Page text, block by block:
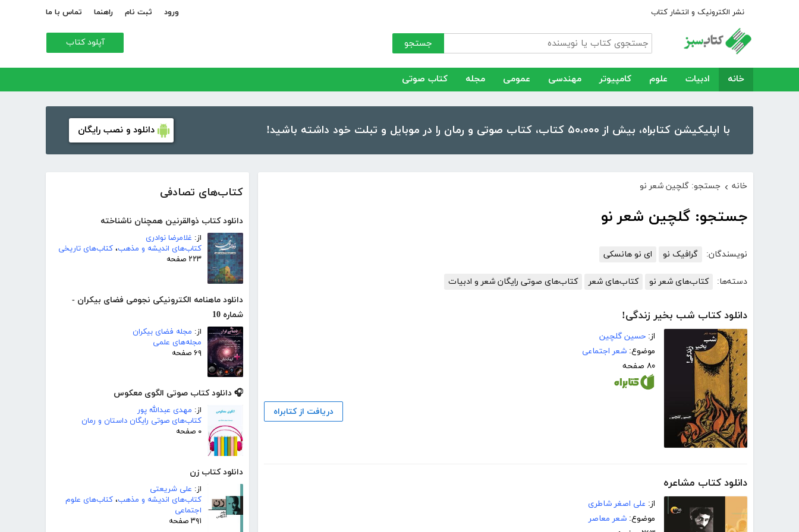
نشر الکترونیک و انتشار کتاب ورود ثبت نام راهنما تماس با ما
جستجو آپلود کتاب
خانه ادبیات علوم کامپیوتر مهندسی عمومی مجله کتاب صوتی
با اپلیکیشن کتابراه، بیش از ۵۰،۰۰۰ کتاب، کتاب صوتی و رمان را در موبایل و تبلت خود داشته باشید! دانلود و نصب رایگان
کتاب‌های تصادفی
دانلود کتاب ذوالقرنین همچنان ناشناخته
از: غلامرضا نوادری
کتاب‌های اندیشه و مذهب، کتاب‌های تاریخی
۲۲۳ صفحه
دانلود ماهنامه الکترونیکی نجومی فضای بیکران -
شماره 10
از: مجله فضای بیکران
مجله‌های علمی
۶۹ صفحه
🎧 دانلود کتاب صوتی الگوی معکوس
از: مهدی عبدالله پور
کتاب‌های صوتی رایگان داستان و رمان
۰ صفحه
دانلود کتاب زن
از: علی شریعتی
کتاب‌های اندیشه و مذهب، کتاب‌های علوم
اجتماعی
۳۹۱ صفحه
خانه › جستجو: گلچین شعر نو
جستجو: گلچین شعر نو
نویسندگان: گرافیک نو ای نو هانسکی
دسته‌ها: کتاب‌های شعر نو کتاب‌های شعر کتاب‌های صوتی رایگان شعر و ادبیات
دانلود کتاب شب بخیر زندگی!
از: حسین گلچین
موضوع: شعر اجتماعی
۸۰ صفحه
دریافت از کتابراه
دانلود کتاب مشاعره
از: علی اصغر شاطری
موضوع: شعر معاصر